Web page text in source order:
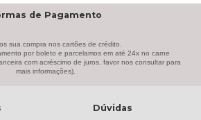
(2)
(3)
de Pagamento
sua compra nos cartões de crédito.
por boleto e parcelamos em até 24x no carne
com acréscimo de juros, favor nos consultar para
mais informações).
Dúvidas